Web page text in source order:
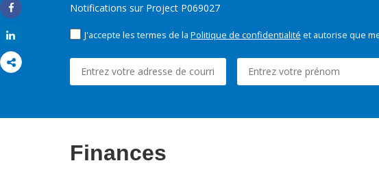
Share
Notifications sur Project P069027
J'accepte les termes de la Politique de confidentialité et autorise que
Finances